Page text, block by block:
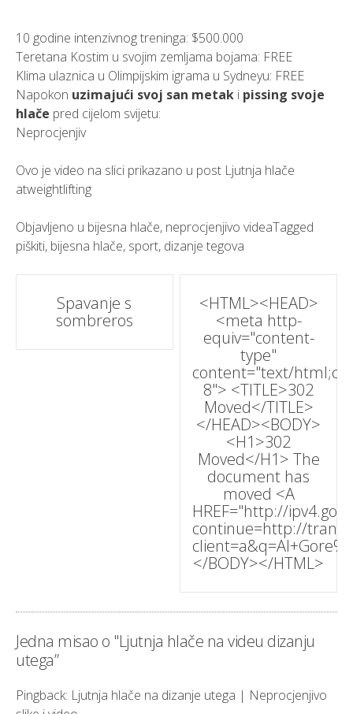
10 godine intenzivnog treninga: $500.000
Teretana Kostim u svojim zemljama bojama: FREE
Klima ulaznica u Olimpijskim igrama u Sydneyu: FREE
Napokon uzimajući svoj san metak i pissing svoje
hlače pred cijelom svijetu:
Neprocjenjiv
Ovo je video na slici prikazano u post Ljutnja hlače
atweightlifting
Objavljeno u bijesna hlače, neprocjenjivo videaTagged
piškiti, bijesna hlače, sport, dizanje tegova
Post
navigacija
Spavanje s
sombreros
<HTML><HEAD>
<meta http-
equiv="content-
type"
content="text/
8"> <TITLE>302
Moved</TITLE>
</HEAD><BODY>
<H1>302
Moved</H1> The
document has
moved <A
HREF="http://
continue=http://
</BODY></HTML>
Jedna misao o "Ljutnja hlače na videu dizanju
utega”
Pingback: Ljutnja hlače na dizanje utega | Neprocjenjivo